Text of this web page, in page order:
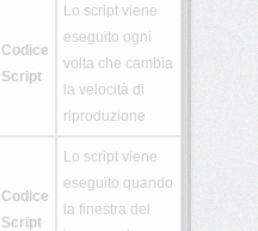
Codice
Script
Lo script viene
eseguito ogni
volta che cambia
la velocità di
riproduzione
Codice
Script
Lo script viene
eseguito quando
la finestra del